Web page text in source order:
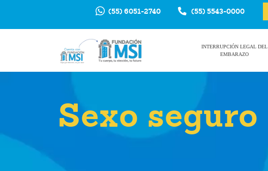
(55) 6051-2740 (55) 5543-0000
INTERRUPCIÓN LEGAL DEL
EMBARAZO
Sexo seguro